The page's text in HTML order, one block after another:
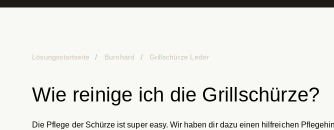
Lösungsstartseite Burnhard Grillschürze Leder
Wie reinige ich die Grillschürze?
Die Pflege der Schürze ist super easy. Wir haben dir dazu einen hilfreichen